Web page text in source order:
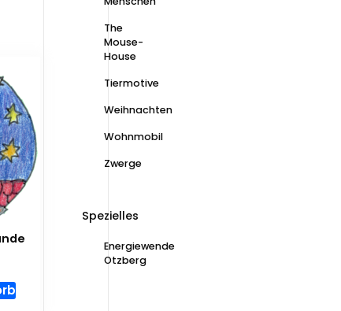
The
Mouse-
House
Tiermotive
Weihnachten
Wohnmobil
Zwerge
Spezielles
Energiewende
Otzberg